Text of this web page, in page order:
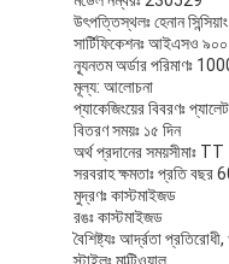
উৎপত্তিস্থলঃ হেনান সিন্সিয়াং
সার্টিফিকেশনঃ আইএসও
ন্যূনতম অর্ডার পরিমাণঃ
মূল্য: আলোচনা
প্যাকেজিংয়ের বিবরণঃ প্যালেট
বিতরণ সময়ঃ ১৫ দিন
অর্থ প্রদানের সময়সীমাঃ TT
সরবরাহ ক্ষমতাঃ প্রতি
মুদ্রণঃ কাস্টমাইজড
রঙঃ কাস্টমাইজড
বৈশিষ্ট্যঃ আর্দ্রতা